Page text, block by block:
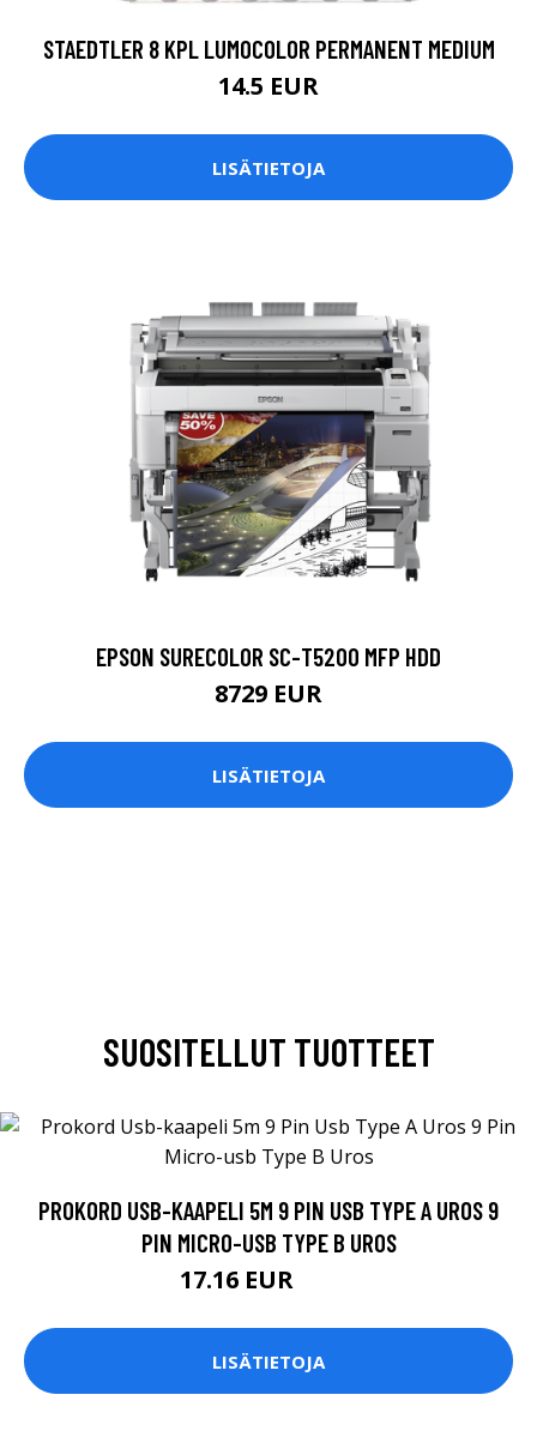
STAEDTLER 8 KPL LUMOCOLOR PERMANENT MEDIUM
14.5 EUR
LISÄTIETOJA
EPSON SURECOLOR SC-T5200 MFP HDD
8729 EUR
LISÄTIETOJA
SUOSITELLUT TUOTTEET
PROKORD USB-KAAPELI 5M 9 PIN USB TYPE A UROS 9
PIN MICRO-USB TYPE B UROS
17.16 EUR
LISÄTIETOJA